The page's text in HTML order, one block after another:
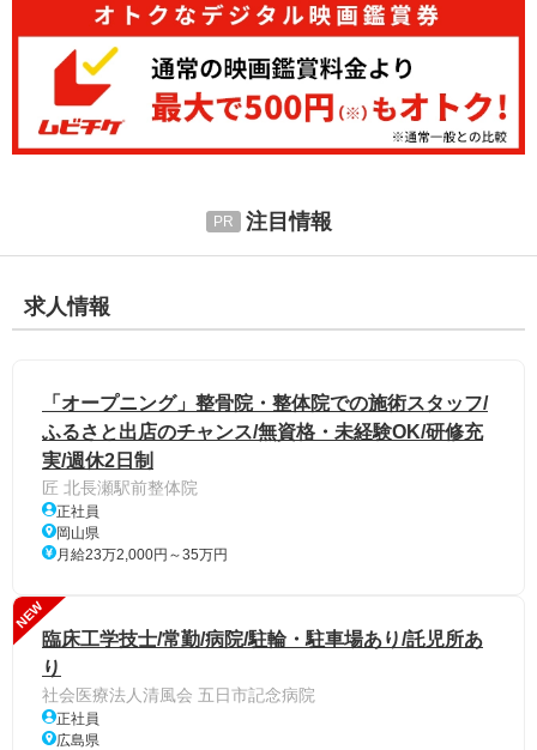
注目情報
求人情報
「オープニング」整骨院・整体院での施術スタッフ/
ふるさと出店のチャンス/無資格・未経験OK/研修充
実/週休2日制
匠 北長瀬駅前整体院
正社員
岡山県
月給23万2,000円～35万円
NEW
臨床工学技士/常勤/病院/駐輪・駐車場あり/託児所あ
り
社会医療法人清風会 五日市記念病院
正社員
広島県